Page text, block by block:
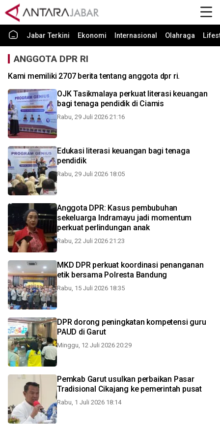
Jabar Terkini Ekonomi Internasional Olahraga
ANGGOTA DPR RI
Kami memiliki 2707 berita tentang anggota dpr ri.
OJK Tasikmalaya perkuat literasi keuangan
bagi tenaga pendidik di Ciamis
Rabu, 29 Juli 2026 21:16
Edukasi literasi keuangan bagi tenaga
pendidik
Rabu, 29 Juli 2026 18:05
Anggota DPR: Kasus pembubuhan
sekeluarga Indramayu jadi momentum
perkuat perlindungan anak
Rabu, 22 Juli 2026 21:23
MKD DPR perkuat koordinasi penanganan
etik bersama Polresta Bandung
Rabu, 15 Juli 2026 18:35
DPR dorong peningkatan kompetensi guru
PAUD di Garut
Minggu, 12 Juli 2026 20:29
Pemkab Garut usulkan perbaikan Pasar
Tradisional Cikajang ke pemerintah pusat
Rabu, 1 Juli 2026 18:14